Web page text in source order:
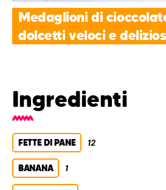
Medaglioni di
dolcetti veloci e
Ingredienti
FETTE DI PANE 12
BANANA 1